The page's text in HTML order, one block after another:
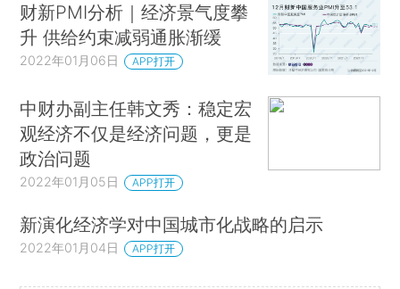
度及其引致的行为。这些成果为经济学家奠定了基
础，以理解科学界的奖励制度如何发展起来，以鼓
励作为公共品的“知识”的生产。社会学里还有些重
要的概念和思想被引入经济学，例如累积优势
（cumulative advantage）的过程如何在科学研究
中发挥作用。
本文试图把分析科学的上述思路和其他研究路
径综合起来，并把其他学科观察到的关于科学研究
与科学家的部分显著事实纳入讨论。我将首先介绍
财新PMI分析｜经济景气度攀
升 供给约束减弱通胀渐缓
2022年01月06日 APP打开
中财办副主任韩文秀：稳定宏
观经济不仅是经济问题，更是
政治问题
2022年01月05日 APP打开
新演化经济学对中国城市化战略的启示
2022年01月04日 APP打开